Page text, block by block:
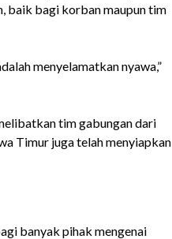
baik bagi korban maupun tim
menyelamatkan nyawa,”
tim gabungan dari
Timur juga telah menyiapkan
banyak pihak mengenai